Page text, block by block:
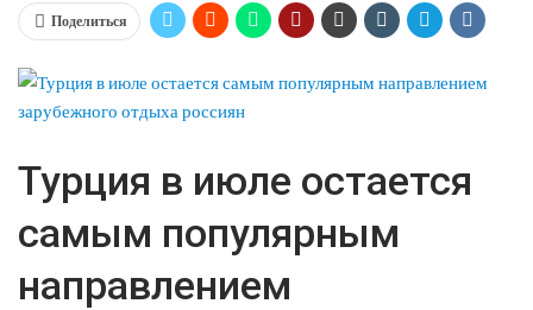
Поделиться
Турция в июле остается
самым популярным
направлением